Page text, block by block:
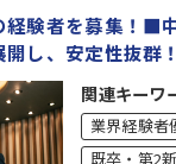
験者を募集！■
し、安定性抜群！
関連キーワ
業界経験者
既卒・第2